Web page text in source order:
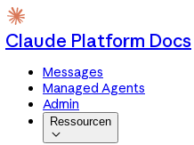
Claude Platform Docs
Messages
Managed Agents
Admin
Ressourcen
